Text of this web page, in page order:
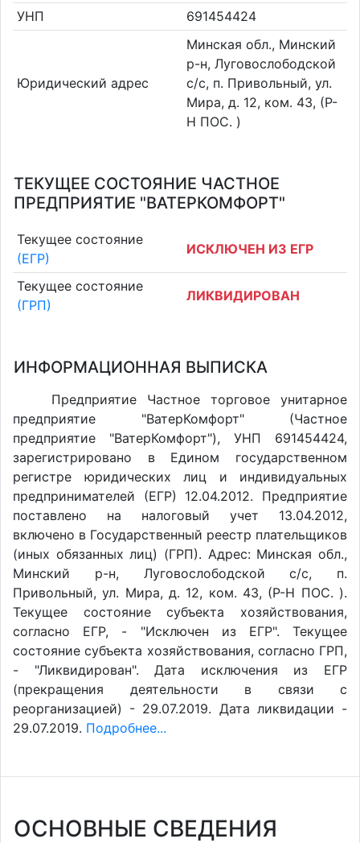
УНП
691454424
Юридический адрес
Минская обл., Минский
р-н, Луговослободской
с/с, п. Привольный, ул.
Мира, д. 12, ком. 43, (Р-
Н ПОС. )
ТЕКУЩЕЕ СОСТОЯНИЕ ЧАСТНОЕ
ПРЕДПРИЯТИЕ "ВАТЕРКОМФОРТ"
Текущее состояние
(ЕГР)
ИСКЛЮЧЕН ИЗ ЕГР
Текущее состояние
(ГРП)
ЛИКВИДИРОВАН
ИНФОРМАЦИОННАЯ ВЫПИСКА
Предприятие Частное торговое унитарное
предприятие "ВатерКомфорт" (Частное
предприятие "ВатерКомфорт"), УНП 691454424,
зарегистрировано в Едином государственном
регистре юридических лиц и индивидуальных
предпринимателей (ЕГР) 12.04.2012. Предприятие
поставлено на налоговый учет 13.04.2012,
включено в Государственный реестр плательщиков
(иных обязанных лиц) (ГРП). Адрес: Минская обл.,
Минский р-н, Луговослободской с/с, п.
Привольный, ул. Мира, д. 12, ком. 43, (Р-Н ПОС. ).
Текущее состояние субъекта хозяйствования,
согласно ЕГР, - "Исключен из ЕГР". Текущее
состояние субъекта хозяйствования, согласно ГРП,
- "Ликвидирован". Дата исключения из ЕГР
(прекращения деятельности в связи с
реорганизацией) - 29.07.2019. Дата ликвидации -
29.07.2019. Подробнее...
ОСНОВНЫЕ СВЕДЕНИЯ